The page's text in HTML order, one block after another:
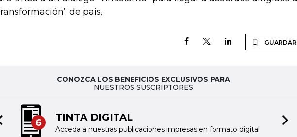
de país.
GUARDAR
CONOZCA LOS BENEFICIOS EXCLUSIVOS PARA
NUESTROS SUSCRIPTORES
6 TINTA DIGITAL
Acceda a nuestras publicaciones impresas en formato digital
slide